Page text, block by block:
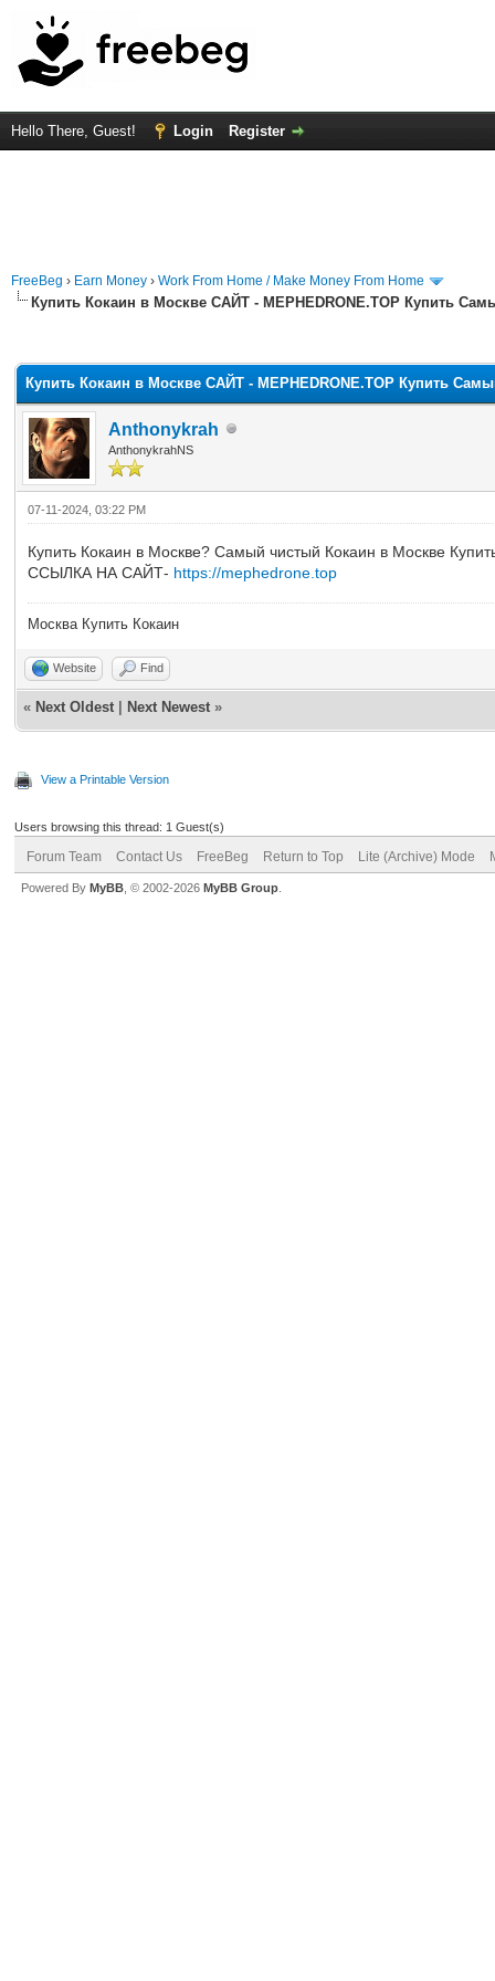
Hello There, Guest! Login Register
FreeBeg › Earn Money › Work From Home / Make Money From Home
Купить Кокаин в Москве САЙТ - MEPHEDRONE.TOP Купить
Купить Кокаин в Москве САЙТ - MEPHEDRONE.TOP Купить
Anthonykrah
AnthonykrahNS
07-11-2024, 03:22 PM
Купить Кокаин в Москве? Самый чистый Кокаин в Москве
ССЫЛКА НА САЙТ- https://mephedrone.top
Москва Купить Кокаин
Website Find
« Next Oldest Next Newest »
View a Printable Version
Users browsing this thread: 1 Guest(s)
Forum Team Contact Us FreeBeg Return to Top Lite (Archive) Mode
Powered By MyBB , © 2002-2026 MyBB Group